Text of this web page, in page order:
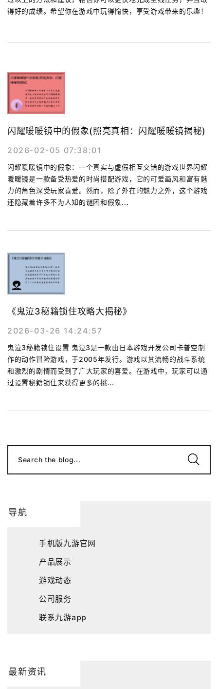
得好的成绩。希望你在游戏中玩得愉快，享受游戏带来的乐趣！
闪耀暖暖镜中的假象(照亮真相：闪耀暖暖镜揭秘)
2026-02-05 07:38:01
闪耀暖暖镜中的假象：一个真实与虚假相互交错的游戏世界闪耀
暖暖镜是一款备受热爱的时尚搭配游戏，它的可爱画风和富有魅
力的角色深受玩家喜爱。然而，除了外在的魅力之外，这个游戏
还隐藏着许多不为人知的谜团和假象...
《鬼泣3秘籍锁住攻略大揭秘》
2026-03-26 14:24:57
鬼泣3秘籍锁住设置 鬼泣3是一款由日本游戏开发公司卡普空制
作的动作冒险游戏，于2005年发行。游戏以其流畅的战斗系统
和激烈的剧情而受到了广大玩家的喜爱。在游戏中，玩家可以通
过设置秘籍锁住来获得更多的挑...
Search the blog...
导航
手机版九游官网
产品展示
游戏动态
公司服务
联系九游app
最新资讯